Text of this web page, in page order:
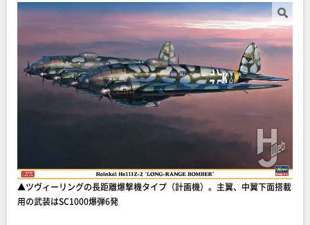
▲ツヴィーリングの長距離爆撃機タイプ（計画機）。主翼、中翼下面搭載
用の武装はSC1000爆弾6発